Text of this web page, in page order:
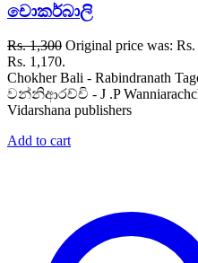
චොකර්බාලි
Rs.1,300 Original price was: Rs.
Rs. 1,170.
Chokher Bali - Rabindranath
වන්නිආරච්චි - J .P
Vidarshana publishers
Add to cart